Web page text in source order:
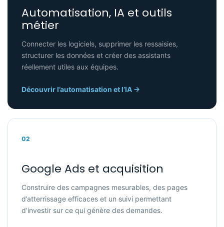
Automatisation, IA et outils
métier
Connecter les logiciels, supprimer les ressaisies,
structurer les données et créer des assistants
réellement utiles aux équipes.
Découvrir l’automatisation et l’IA →
02
Google Ads et acquisition
Construire des campagnes mesurables, des pages
d’atterrissage efficaces et un suivi permettant
d’investir sur ce qui génère des demandes.